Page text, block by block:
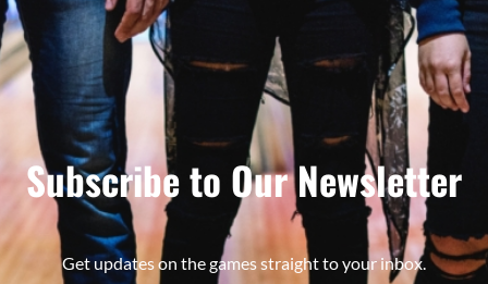
Subscribe to Our Newsletter
Get updates on the games straight to your inbox.